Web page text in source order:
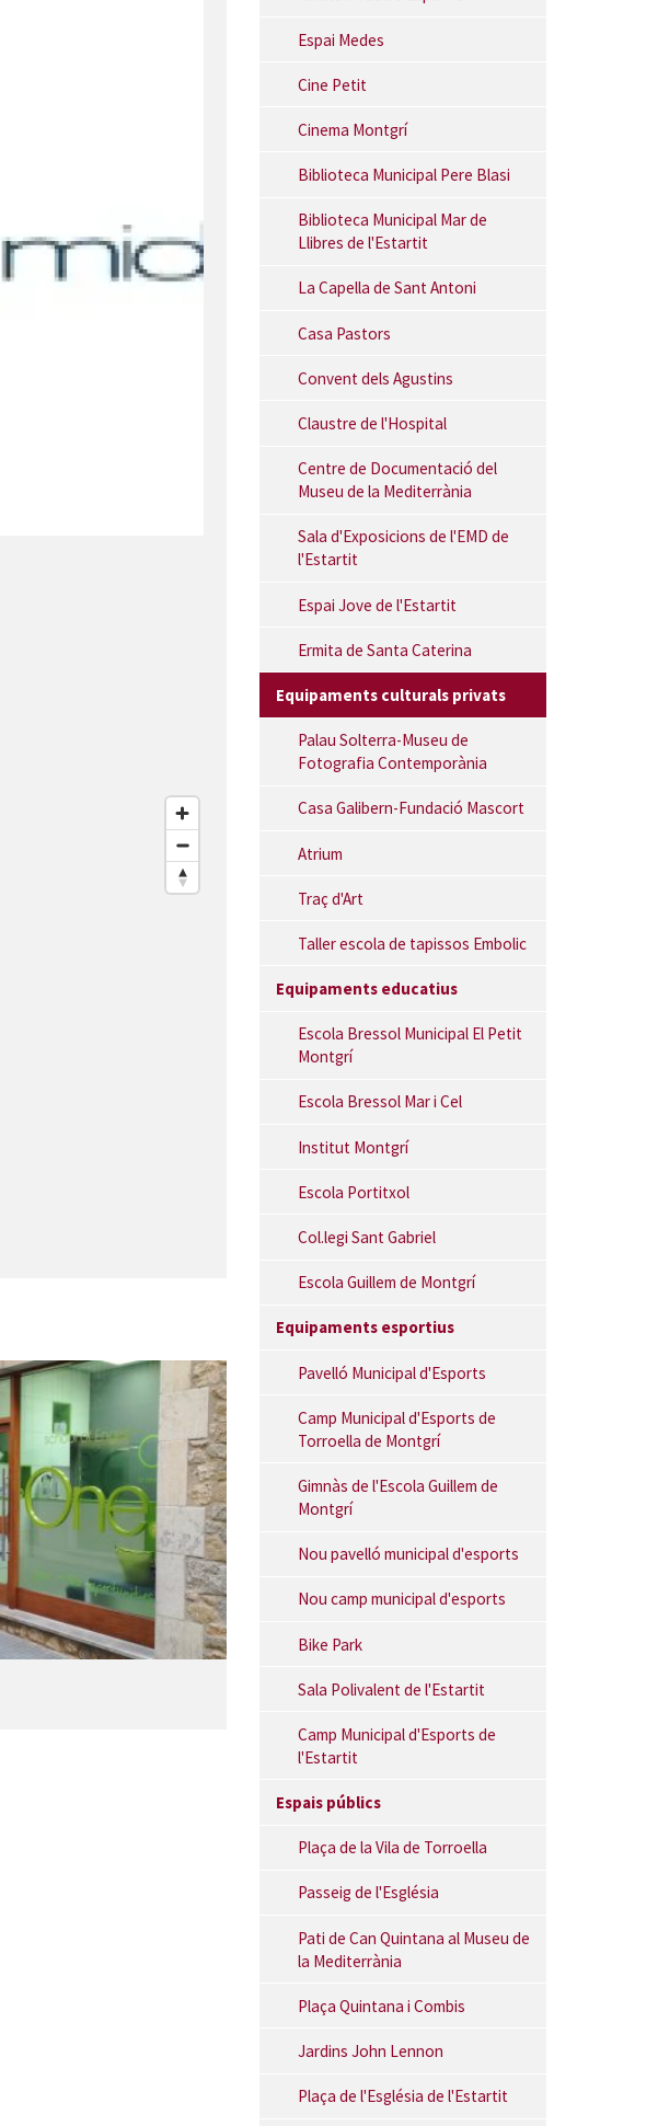
Espai Medes
Cine Petit
Cinema Montgrí
Biblioteca Municipal Pere Blasi
Biblioteca Municipal Mar de
Llibres de l'Estartit
La Capella de Sant Antoni
Casa Pastors
Convent dels Agustins
Claustre de l'Hospital
Centre de Documentació del
Museu de la Mediterrània
Sala d'Exposicions de l'EMD de
l'Estartit
Espai Jove de l'Estartit
Ermita de Santa Caterina
Equipaments culturals privats
Palau Solterra-Museu de
Fotografia Contemporània
Casa Galibern-Fundació Mascort
Atrium
Traç d'Art
Taller escola de tapissos Embolic
Equipaments educatius
Escola Bressol Municipal El Petit
Montgrí
Escola Bressol Mar i Cel
Institut Montgrí
Escola Portitxol
Col.legi Sant Gabriel
Escola Guillem de Montgrí
Equipaments esportius
Pavelló Municipal d'Esports
Camp Municipal d'Esports de
Torroella de Montgrí
Gimnàs de l'Escola Guillem de
Montgrí
Nou pavelló municipal d'esports
Nou camp municipal d'esports
Bike Park
Sala Polivalent de l'Estartit
Camp Municipal d'Esports de
l'Estartit
Espais públics
Plaça de la Vila de Torroella
Passeig de l'Església
Pati de Can Quintana al Museu de
la Mediterrània
Plaça Quintana i Combis
Jardins John Lennon
Plaça de l'Església de l'Estartit